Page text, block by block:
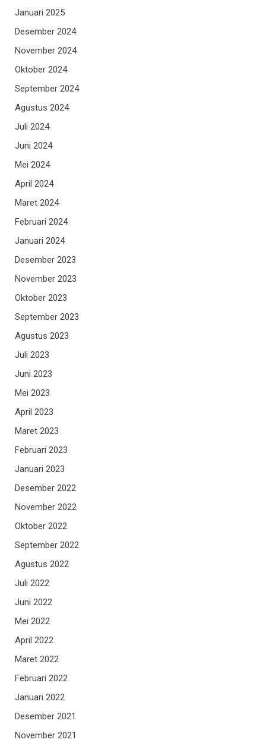
Januari 2025
Desember 2024
November 2024
Oktober 2024
September 2024
Agustus 2024
Juli 2024
Juni 2024
Mei 2024
April 2024
Maret 2024
Februari 2024
Januari 2024
Desember 2023
November 2023
Oktober 2023
September 2023
Agustus 2023
Juli 2023
Juni 2023
Mei 2023
April 2023
Maret 2023
Februari 2023
Januari 2023
Desember 2022
November 2022
Oktober 2022
September 2022
Agustus 2022
Juli 2022
Juni 2022
Mei 2022
April 2022
Maret 2022
Februari 2022
Januari 2022
Desember 2021
November 2021